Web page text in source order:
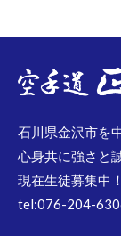
石川県金沢市を
心身共に強さと
現在生徒募集中
tel:076-204-